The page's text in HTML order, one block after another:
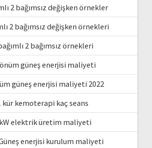
2 bağımsız değişken örnekler
2 bağımsız değişken örnekleri
2 bağımsız örnekleri
güneş enerjisi maliyeti
güneş enerjisi maliyeti 2022
kür kemoterapi kaç seans
elektrik üretim maliyeti
enerjisi kurulum maliyeti